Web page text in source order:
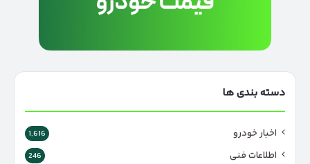
دسته بندی ها
اخبار خودرو 1,616
اطلاعات فنی 246